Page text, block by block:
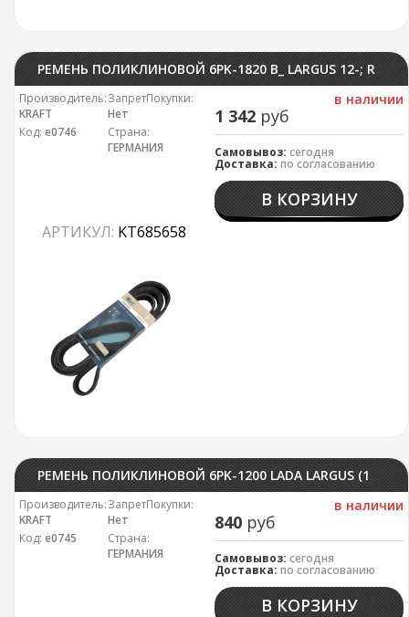
РЕМЕНЬ ПОЛИКЛИНОВОЙ 6PK-1820 В_ LARGUS 12-; RENAULT LOGAN 09- ГЕНЕРАТОРА (ДЛЯ ГУР + КОНДИЦИОНЕР) KRAFT
в наличии
1 342 руб
Самовывоз: сегодня
Доставка: по согласованию
В КОРЗИНУ
АРТИКУЛ: KT685658
Производитель:
KRAFT
Код: е0746
ЗапретПокупки:
Нет
Страна:
ГЕРМАНИЯ
РЕМЕНЬ ПОЛИКЛИНОВОЙ 6PK-1200 LADA LARGUS (12-) 16V (A/C-, ГУР+)
в наличии
840 руб
Самовывоз: сегодня
Доставка: по согласованию
В КОРЗИНУ
Производитель:
KRAFT
Код: е0745
ЗапретПокупки:
Нет
Страна:
ГЕРМАНИЯ